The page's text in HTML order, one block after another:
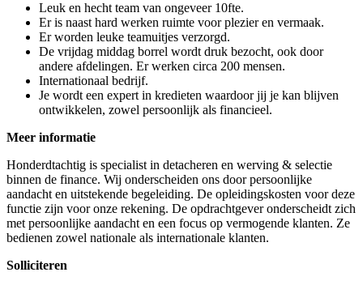
Leuk en hecht team van ongeveer 10fte.
Er is naast hard werken ruimte voor plezier en vermaak.
Er worden leuke teamuitjes verzorgd.
De vrijdag middag borrel wordt druk bezocht, ook door
andere afdelingen. Er werken circa 200 mensen.
Internationaal bedrijf.
Je wordt een expert in kredieten waardoor jij je kan blijven
ontwikkelen, zowel persoonlijk als financieel.
Meer informatie
Honderdtachtig is specialist in detacheren en werving & selectie
binnen de finance. Wij onderscheiden ons door persoonlijke
aandacht en uitstekende begeleiding. De opleidingskosten voor deze
functie zijn voor onze rekening. De opdrachtgever onderscheidt zich
met persoonlijke aandacht en een focus op vermogende klanten. Ze
bedienen zowel nationale als internationale klanten.
Solliciteren